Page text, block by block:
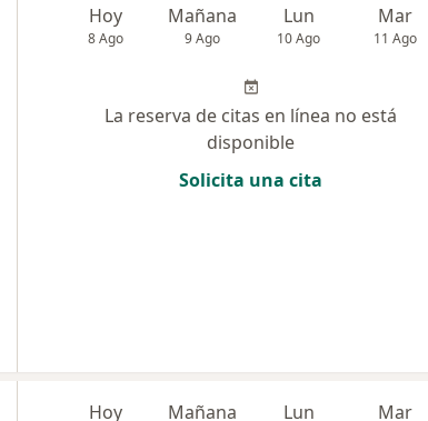
Hoy
8 Ago
Mañana
9 Ago
Lun
10 Ago
Mar
11 Ago
La reserva de citas en línea no está
disponible
Solicita una cita
Hoy Mañana Lun Mar